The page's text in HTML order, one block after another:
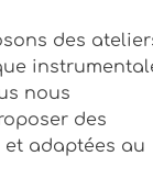
des
nous
des
et adaptées au